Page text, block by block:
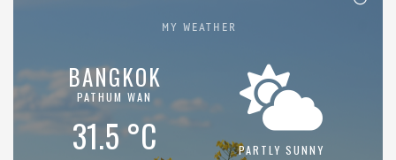
MY WEATHER
BANGKOK
PATHUM WAN
31.5 °C PARTLY SUNNY